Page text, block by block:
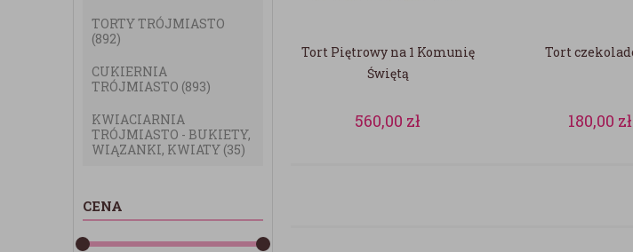
TORTY TRÓJMIASTO
(892)
CUKIERNIA
TRÓJMIASTO (893)
KWIACIARNIA
TRÓJMIASTO - BUKIETY,
WIĄZANKI, KWIATY (35)
CENA
Tort Piętrowy na 1 Komunię
Świętą
560,00 zł
Tort
180,00 zł